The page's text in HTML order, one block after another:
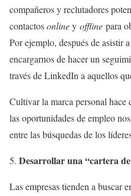
compañeros y reclutadores
contactosonliney offline para
Por ejemplo, después de asistir
encargarnos de hacer un
través de LinkedIn a aquellos
Cultivar la marca personal hace
las oportunidades de empleo
entre las búsquedas de los
Desarrollar una “cartera
Las empresas tienden a buscar